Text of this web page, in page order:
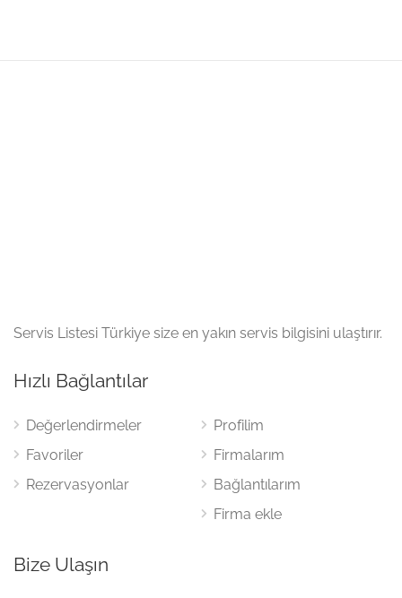
Servis Listesi Türkiye size en yakın servis bilgisini ulaştırır.
Hızlı Bağlantılar
Değerlendirmeler
Favoriler
Rezervasyonlar
Profilim
Firmalarım
Bağlantılarım
Firma ekle
Bize Ulaşın